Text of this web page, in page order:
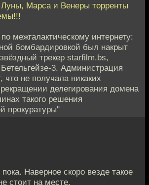
Марса и Венеры торренты
межгалактическому интернету:
бомбардировкой был накрыт
трекер starfilm.bs,
3. Администрация
что не получала никаких
делегирования домена
такого решения
прокуратуры"
Наверное скоро везде такое
стоит на месте.